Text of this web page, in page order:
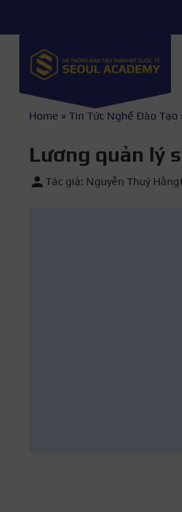
Home » Tin Tức Nghề Đào Tạo
Lương quản lý
Tác giả: Nguyễn Thuý Hằng